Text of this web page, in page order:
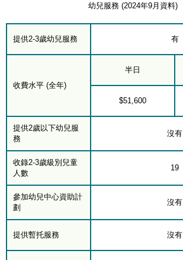
幼兒服務 (2024年9月資料)
提供2-3歲幼兒服務 有
收費水平 (全年)
半日
$51,600
提供2歲以下幼兒服
務
沒有
收錄2-3歲級別兒童
人數
19
參加幼兒中心資助計
劃
沒有
提供暫托服務 沒有